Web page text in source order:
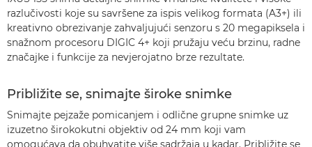
razlučivosti koje su savršene za ispis velikog formata (A3+) ili
kreativno obrezivanje zahvaljujući senzoru s 20 megapiksela i
snažnom procesoru DIGIC 4+ koji pružaju veću brzinu, radne
značajke i funkcije za nevjerojatno brze rezultate.
Približite se, snimajte široke snimke
Snimajte pejzaže pomicanjem i odlične grupne snimke uz
izuzetno širokokutni objektiv od 24 mm koji vam
omogućava da obuhvatite više sadržaja u kadar. Približite se